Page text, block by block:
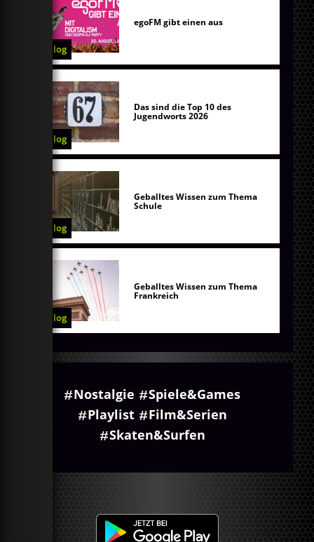
Blog
egoFM gibt einen aus
Blog
Das sind die Top 10 des
Jugendworts 2026
Blog
Geballtes Wissen zum Thema
Schule
Blog
Geballtes Wissen zum Thema
Frankreich
Nostalgie
Spiele&Games
Playlist
Film&Serien
Skaten&Surfen